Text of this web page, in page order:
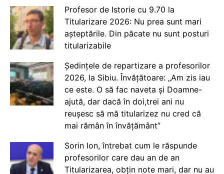
Profesor de Istorie cu 9.70 la
Titularizare 2026: Nu prea sunt mari
așteptările. Din păcate nu sunt posturi
titularizabile
Ședințele de repartizare a profesorilor
2026, la Sibiu. Învățătoare: „Am zis iau
ce este. O să fac naveta și Doamne-
ajută, dar dacă în doi,trei ani nu
reușesc să mă titularizez nu cred că
mai rămân în învățământ”
Sorin Ion, întrebat cum le răspunde
profesorilor care dau an de an
Titularizarea, obțin note mari, dar nu au